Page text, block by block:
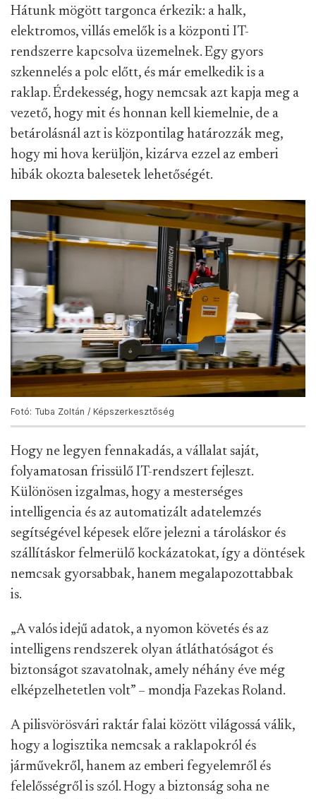
Hátunk mögött targonca érkezik: a halk,
elektromos, villás emelők is a központi IT-
rendszerre kapcsolva üzemelnek. Egy gyors
szkennelés a polc előtt, és már emelkedik is a
raklap. Érdekesség, hogy nemcsak azt kapja meg a
vezető, hogy mit és honnan kell kiemelnie, de a
betárolásnál azt is központilag határozzák meg,
hogy mi hova kerüljön, kizárva ezzel az emberi
hibák okozta balesetek lehetőségét.
Fotó: Tuba Zoltán / Képszerkesztőség
Hogy ne legyen fennakadás, a vállalat saját,
folyamatosan frissülő IT-rendszert fejleszt.
Különösen izgalmas, hogy a mesterséges
intelligencia és az automatizált adatelemzés
segítségével képesek előre jelezni a tároláskor és
szállításkor felmerülő kockázatokat, így a döntések
nemcsak gyorsabbak, hanem megalapozottabbak
is.
„A valós idejű adatok, a nyomon követés és az
intelligens rendszerek olyan átláthatóságot és
biztonságot szavatolnak, amely néhány éve még
elképzelhetetlen volt” – mondja Fazekas Roland.
A pilisvörösvári raktár falai között világossá válik,
hogy a logisztika nemcsak a raklapokról és
járművekről, hanem az emberi fegyelemről és
felelősségről is szól. Hogy a biztonság soha ne